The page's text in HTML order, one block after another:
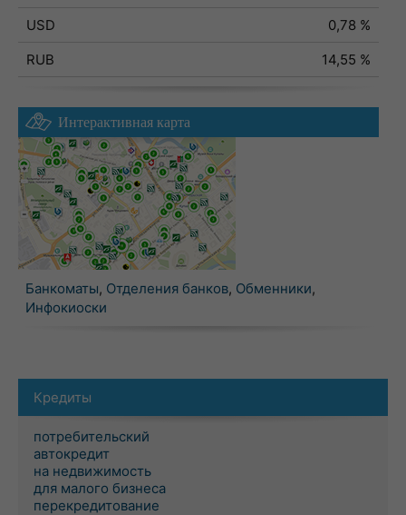
USD
0,78 %
RUB
14,55 %
Интерактивная карта
Банкоматы, Отделения банков, Обменники,
Инфокиоски
Кредиты
потребительский
автокредит
на недвижимость
для малого бизнеса
перекредитование